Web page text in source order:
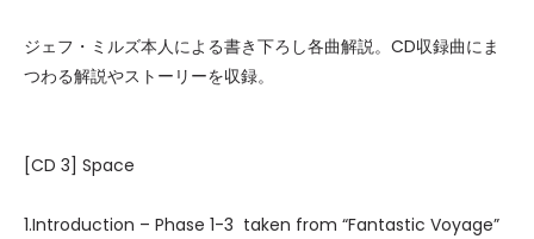
ジェフ・ミルズ本人による書き下ろし各曲解説。CD収録曲にま
つわる解説やストーリーを収録。
[CD 3] Space
1.Introduction – Phase 1-3 taken from “Fantastic Voyage”